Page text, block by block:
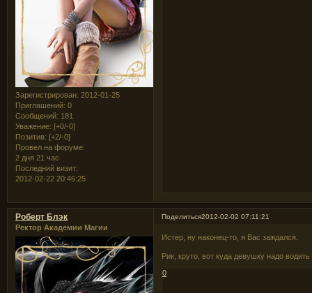
Зарегистрирован: 2012-01-25
Приглашений: 0
Сообщений: 181
Уважение: [+0/-0]
Позитив: [+2/-0]
Провел на форуме:
2 дня 21 час
Последний визит:
2012-02-22 20:46:25
Поделиться2012-02-02 07:11:21
Роберт Блэк
Ректор Академии Магии
Истер, ну наконец-то, я Вас заждался.
Рик, круто, вот куда девушку надо
0